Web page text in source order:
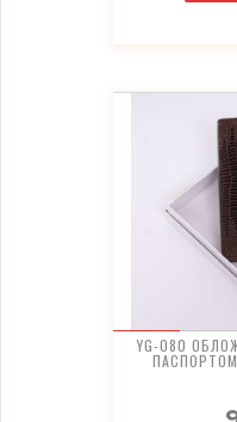
YG-080
ПАСПОРТОМ